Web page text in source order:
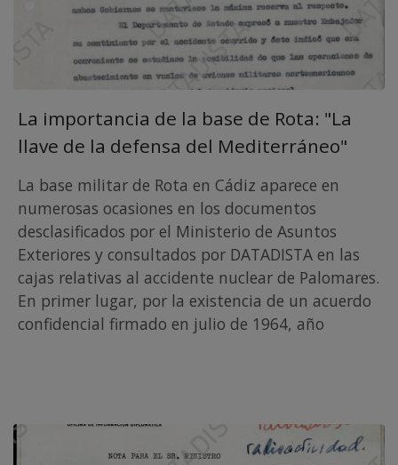
La importancia de la base de Rota: "La
llave de la defensa del Mediterráneo"
La base militar de Rota en Cádiz aparece en
numerosas ocasiones en los documentos
desclasificados por el Ministerio de Asuntos
Exteriores y consultados por DATADISTA en las
cajas relativas al accidente nuclear de Palomares.
En primer lugar, por la existencia de un acuerdo
confidencial firmado en julio de 1964, año